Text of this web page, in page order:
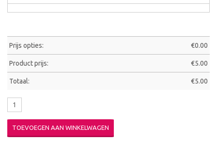
Prijs opties: €0.00
Product prijs: €5.00
Totaal: €5.00
TOEVOEGEN AAN WINKELWAGEN